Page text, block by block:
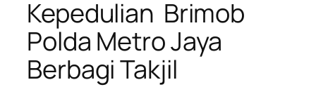
Kepedulian Brimob
Polda Metro Jaya
Berbagi Takjil